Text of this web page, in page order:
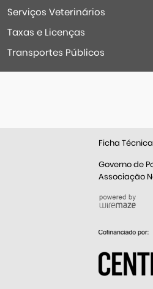
Serviços Veterinários
Taxas e Licenças
Transportes Públicos
Ficha Técnica
Governo de
Associação